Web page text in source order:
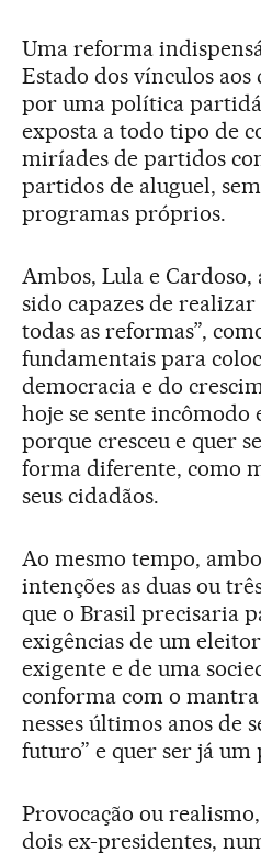
Uma reforma
Estado dos vínculos aos
por uma política
exposta a todo tipo de
miríades de partidos
partidos de aluguel,
programas próprios.
Ambos, Lula e
sido capazes de realizar
todas as reformas”,
fundamentais para
democracia e do
hoje se sente incômodo
porque cresceu e quer
forma diferente, como
seus cidadãos.
Ao mesmo tempo,
intenções as duas ou
que o Brasil precisaria
exigências de um
exigente e de uma
conforma com o
nesses últimos anos de
futuro” e quer ser já um
Provocação ou
dois ex-presidentes,